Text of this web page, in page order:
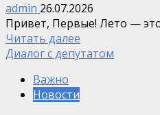
admin 26.07.2026
Привет, Первые! Лето —
Читать далее
Диалог с депутатом
Важно
Новости